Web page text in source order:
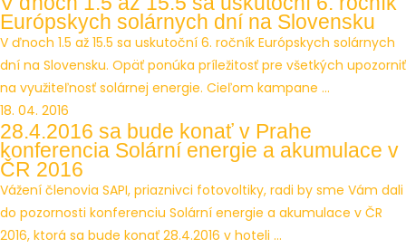
Európskych solárnych dní na Slovensku
V ďnoch 1.5 až 15.5 sa uskutoční 6. ročník Európskych solárnych
dní na Slovensku. Opäť ponúka príležitosť pre všetkých upozorniť
na využiteľnosť solárnej energie. Cieľom kampane ...
18. 04. 2016
28.4.2016 sa bude konať v Prahe
konferencia Solární energie a akumulace v
ČR 2016
Vážení členovia SAPI, priaznivci fotovoltiky, radi by sme Vám dali
do pozornosti konferenciu Solární energie a akumulace v ČR
2016, ktorá sa bude konať 28.4.2016 v hoteli ...